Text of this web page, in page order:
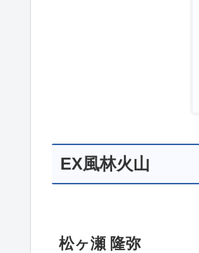
EX風林火山
松ヶ瀬 隆弥